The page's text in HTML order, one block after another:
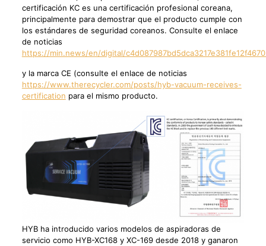
certificación KC es una certificación profesional coreana,
principalmente para demostrar que el producto cumple con
los estándares de seguridad coreanos. Consulte el enlace
de noticias
https://min.news/en/digital/
y la marca CE (consulte el enlace de noticias
https://www.therecycler.com/posts/hyb-vacuum-receives-
certification para el mismo producto.
HYB ha introducido varios modelos de aspiradoras de
servicio como HYB-XC168 y XC-169 desde 2018 y ganaron